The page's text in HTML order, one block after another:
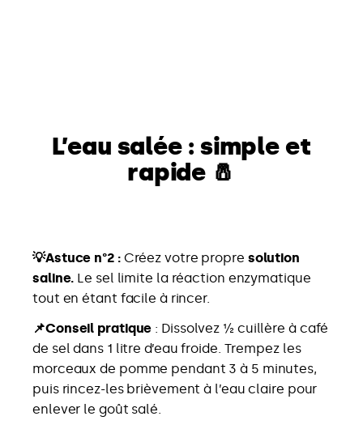
L’eau salée : simple et
rapide 🧂
💡Astuce n°2 :Créez votre propre solution
saline. Le sel limite la réaction enzymatique
tout en étant facile à rincer.
📌Conseil pratique : Dissolvez ½ cuillère à café
de sel dans 1 litre d’eau froide. Trempez les
morceaux de pomme pendant 3 à 5 minutes,
puis rincez-les brièvement à l’eau claire pour
enlever le goût salé.